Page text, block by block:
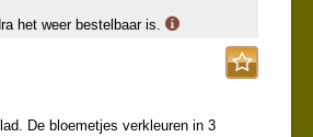
het weer bestelbaar is.
De bloemetjes verkleuren in 3